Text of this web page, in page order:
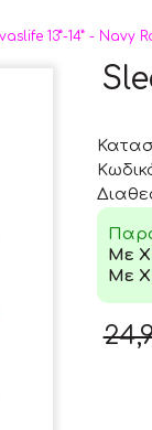
13”-14” - Navy
Με
Με